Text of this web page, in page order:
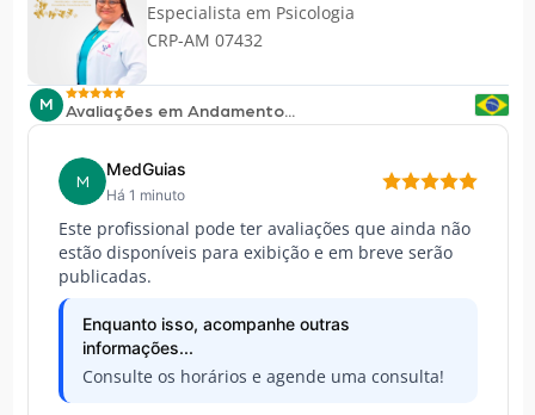
Especialista em Psicologia
CRP-AM 07432
M Avaliações em Andamento...
M
MedGuias
Há 1 minuto
Este profissional pode ter avaliações que ainda não
estão disponíveis para exibição e em breve serão
publicadas.
Enquanto isso, acompanhe outras
informações...
Consulte os horários e agende uma consulta!